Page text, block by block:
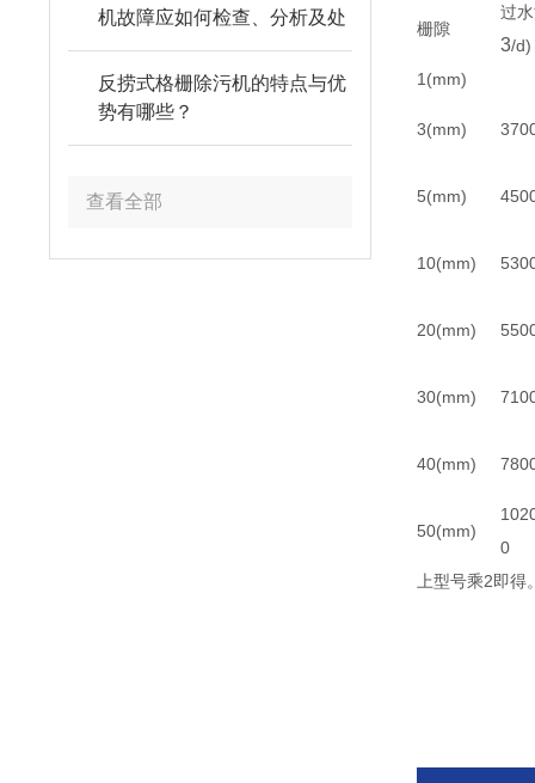
机故障应如何检查、分析及处
理
反捞式格栅除污机的特点与优
势有哪些？
查看全部
栅隙
过
3/d)
1(mm)
3(mm)
5(mm)
10(mm)
20(mm)
30(mm)
40(mm)
50(mm)
0
上型号乘2即得